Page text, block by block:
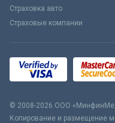
Страховка авто
Страховые компании
© 2008-2026 ООО
Копирование и размещение